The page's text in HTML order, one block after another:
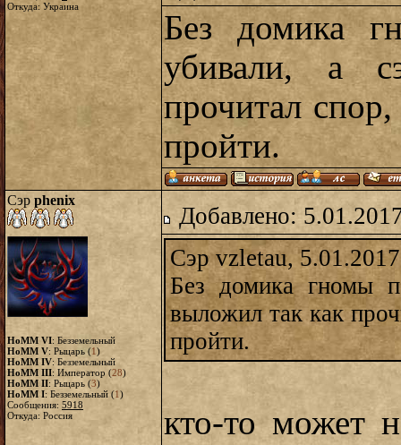
Откуда: Украина
Без домика
убивали, а
прочитал
пройти.
Сэр phenix
HoMM VI: Безземельный
HoMM V: Рыцарь (1)
HoMM IV: Безземельный
HoMM III: Император (28)
HoMM II: Рыцарь (3)
HoMM I: Безземельный (1)
Сообщения: 5918
Откуда: Россия
Добавлено:
Сэр vzletau,
Без домика гномы
выложил так как
пройти.
кто-то может